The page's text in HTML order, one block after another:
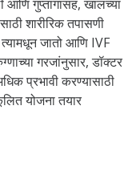
आणि गुप्तांगांसह, खालच्या
शारीरिक तपासणी
जातो आणि IVF
गरजांनुसार, डॉक्टर
प्रभावी करण्यासाठी
योजना तयार